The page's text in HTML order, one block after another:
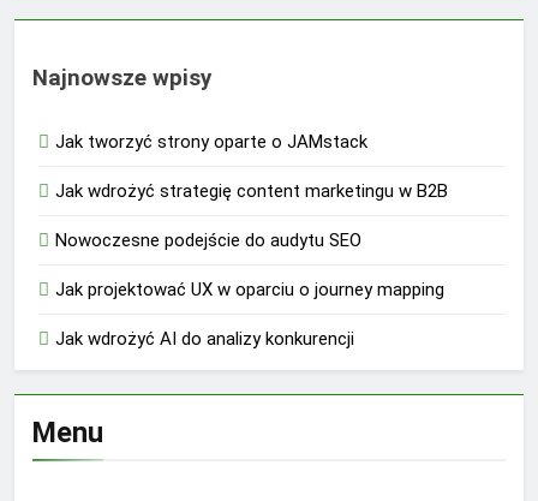
Najnowsze wpisy
Jak tworzyć strony oparte o JAMstack
Jak wdrożyć strategię content marketingu w B2B
Nowoczesne podejście do audytu SEO
Jak projektować UX w oparciu o journey mapping
Jak wdrożyć AI do analizy konkurencji
Menu